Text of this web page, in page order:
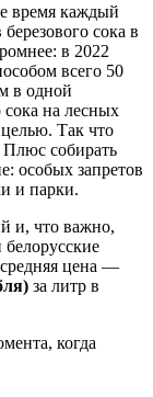
время каждый
сока в
в 2022
всего 50
в одной
на лесных
Так что
Плюс собирать
особых запретов
и парки.
и, что важно,
цена —
за литр в
когда